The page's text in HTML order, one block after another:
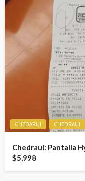
CHEDARUI CHEDRAUI
Chedraui: Pantalla
$5,998